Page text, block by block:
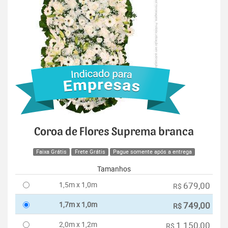
Coroa de Flores Suprema branca
Faixa Grátis Frete Grátis Pague somente após a entrega
Tamanhos
1,5m x 1,0m
R$ 679,00
1,7m x 1,0m R$749,00
2,0m x 1,2m R$ 1.150,00